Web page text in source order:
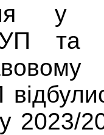
у
та
2023/